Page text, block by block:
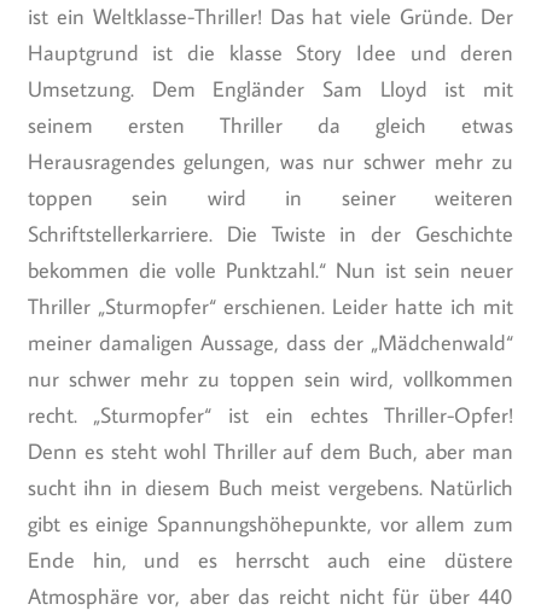
ist ein Weltklasse-Thriller! Das hat viele Gründe. Der
Hauptgrund ist die klasse Story Idee und deren
Umsetzung. Dem Engländer Sam Lloyd ist mit
seinem ersten Thriller da gleich etwas
Herausragendes gelungen, was nur schwer mehr zu
toppen sein wird in seiner weiteren
Schriftstellerkarriere. Die Twiste in der Geschichte
bekommen die volle Punktzahl.“ Nun ist sein neuer
Thriller „Sturmopfer“ erschienen. Leider hatte ich mit
meiner damaligen Aussage, dass der „Mädchenwald“
nur schwer mehr zu toppen sein wird, vollkommen
recht. „Sturmopfer“ ist ein echtes Thriller-Opfer!
Denn es steht wohl Thriller auf dem Buch, aber man
sucht ihn in diesem Buch meist vergebens. Natürlich
gibt es einige Spannungshöhepunkte, vor allem zum
Ende hin, und es herrscht auch eine düstere
Atmosphäre vor, aber das reicht nicht für über 440